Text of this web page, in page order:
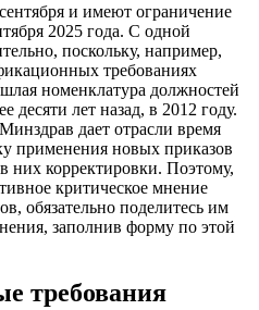
и имеют ограничение
2025 года. С одной
поскольку, например,
требованиях
номенклатура должностей
десяти лет назад, в 2012 году.
дает отрасли время
применения новых приказов
них корректировки. Поэтому,
критическое мнение
обязательно поделитесь им
заполнив форму по этой
требования